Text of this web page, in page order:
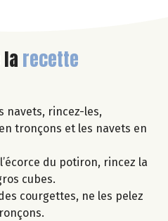
recette
navets, rincez-les,
tronçons et les navets en
du potiron, rincez la
cubes.
courgettes, ne les pelez